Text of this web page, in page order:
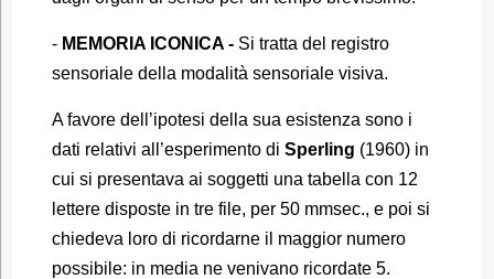
- MEMORIA ICONICA - Si tratta del registro
sensoriale della modalità sensoriale visiva.
A favore dell’ipotesi della sua esistenza sono i
dati relativi all’esperimento di Sperling (1960) in
cui si presentava ai soggetti una tabella con 12
lettere disposte in tre file, per 50 mmsec., e poi si
chiedeva loro di ricordarne il maggior numero
possibile: in media ne venivano ricordate 5.